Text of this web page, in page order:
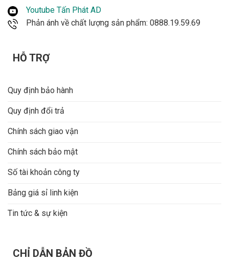
Youtube Tấn Phát AD
Phản ánh về chất lượng sản phẩm: 0888.19.59.69
HỖ TRỢ
Quy định bảo hành
Quy định đổi trả
Chính sách giao vận
Chính sách bảo mật
Số tài khoản công ty
Bảng giá sỉ linh kiện
Tin tức & sự kiện
CHỈ DẪN BẢN ĐỒ